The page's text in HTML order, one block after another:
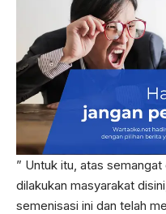
” Untuk itu, atas
dilakukan masyarakat
semenisasi ini dan telah